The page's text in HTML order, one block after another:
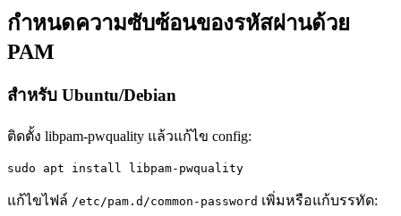
กำหนดความซับซ้อนของรหัสผ่านด้วย
PAM
สำหรับ Ubuntu/Debian
ติดตั้ง libpam-pwquality แล้วแก้ไข config:
sudo apt install libpam-pwquality
แก้ไขไฟล์ /etc/pam.d/common-password เพิ่มหรือแก้บรรทัด: